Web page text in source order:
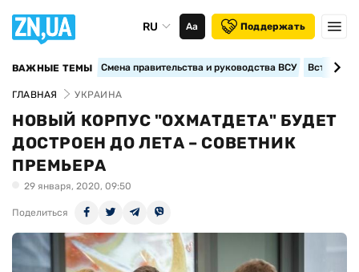
RU Аа Поддержать
ВАЖНЫЕ ТЕМЫ Смена правительства и руководства ВСУ
ГЛАВНАЯ УКРАИНА
НОВЫЙ КОРПУС "ОХМАТДЕТА" БУДЕТ
ДОСТРОЕН ДО ЛЕТА – СОВЕТНИК
ПРЕМЬЕРА
29 января, 2020, 09:50
Поделиться